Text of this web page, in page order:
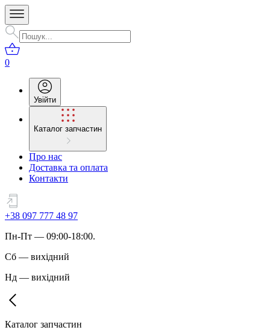
0
Увійти
Каталог запчастин
Про нас
Доставка та оплата
Контакти
+38 097 777 48 97
Пн-Пт — 09:00-18:00.
Сб — вихідний
Нд — вихідний
Каталог запчастин